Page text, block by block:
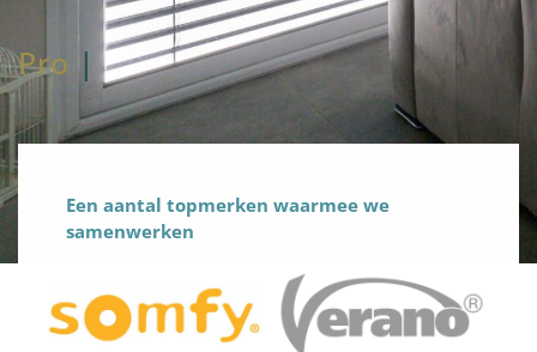
Pro fteam|
Een aantal topmerken waarmee we
samenwerken